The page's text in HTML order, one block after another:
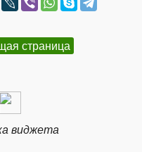
страница
виджета